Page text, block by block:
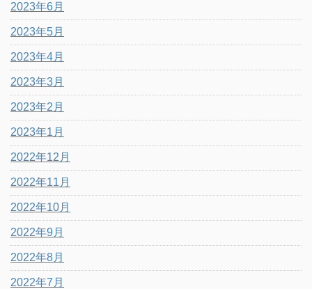
2023年6月
2023年5月
2023年4月
2023年3月
2023年2月
2023年1月
2022年12月
2022年11月
2022年10月
2022年9月
2022年8月
2022年7月